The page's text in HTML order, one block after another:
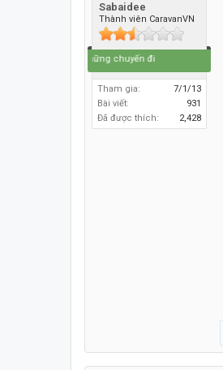
Sabaidee
Thành viên CaravanVN
Cuộc đời là những chuyến đi
Tham gia:
7/1/13
Bài viết:
931
Đã được thích:
2,428